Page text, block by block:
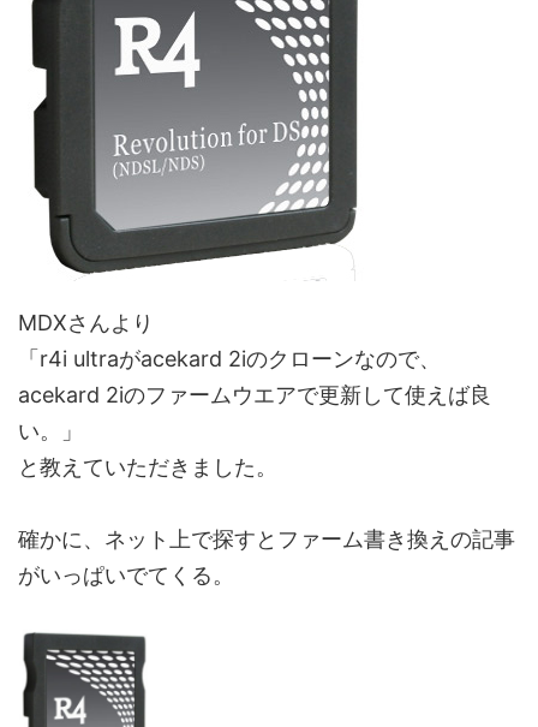
MDXさんより
「r4i ultraがacekard 2iのクローンなので、
acekard 2iのファームウエアで更新して使えば良
い。」
と教えていただきました。
確かに、ネット上で探すとファーム書き換えの記事
がいっぱいでてくる。